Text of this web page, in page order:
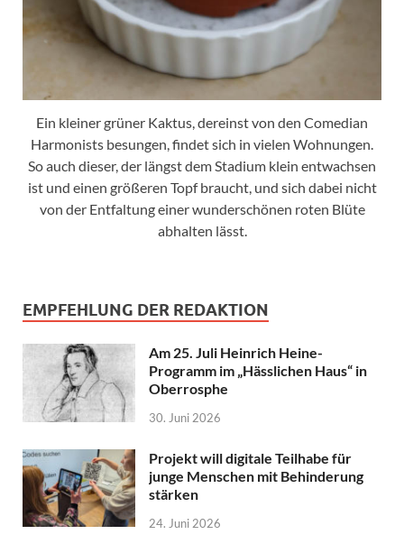
Ein kleiner grüner Kaktus, dereinst von den Comedian
Harmonists besungen, findet sich in vielen Wohnungen.
So auch dieser, der längst dem Stadium klein entwachsen
ist und einen größeren Topf braucht, und sich dabei nicht
von der Entfaltung einer wunderschönen roten Blüte
abhalten lässt.
EMPFEHLUNG DER REDAKTION
Am 25. Juli Heinrich Heine-
Programm im „Hässlichen Haus“ in
Oberrosphe
30. Juni 2026
Projekt will digitale Teilhabe für
junge Menschen mit Behinderung
stärken
24. Juni 2026